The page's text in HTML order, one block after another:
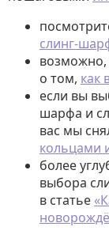
слинг-
возможно,
о том, как
если вы
шарфа и
вас мы
кольцами
более
выбора
в статье